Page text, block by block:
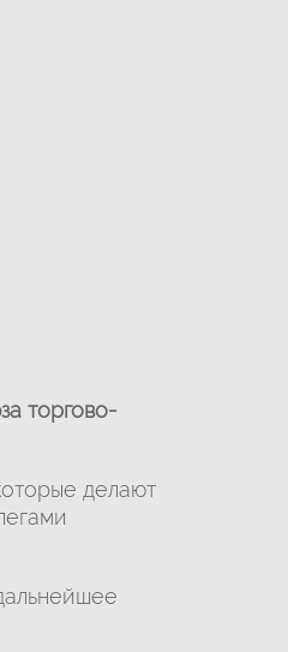
торгово-
делают